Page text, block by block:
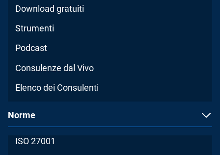
Download gratuiti
Strumenti
Podcast
Consulenze dal Vivo
Elenco dei Consulenti
Norme
ISO 27001